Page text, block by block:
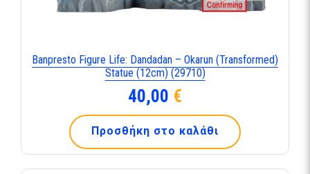
Banpresto Figure Life: Dandadan – Okarun (Transformed)
Statue (12cm) (29710)
40,00 €
Προσθήκη στο καλάθι